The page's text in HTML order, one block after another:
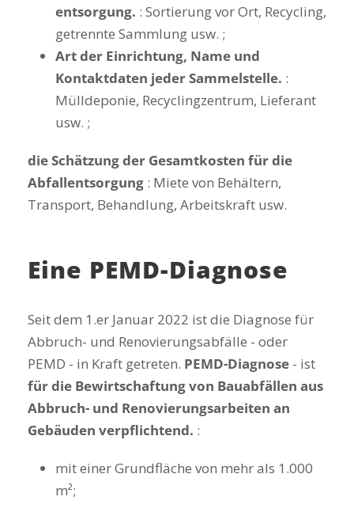
entsorgung. : Sortierung vor Ort, Recycling,
getrennte Sammlung usw. ;
Art der Einrichtung, Name und
Kontaktdaten jeder Sammelstelle. :
Mülldeponie, Recyclingzentrum, Lieferant
usw. ;
die Schätzung der Gesamtkosten für die
Abfallentsorgung : Miete von Behältern,
Transport, Behandlung, Arbeitskraft usw.
Eine PEMD-Diagnose
Seit dem 1.er Januar 2022 ist die Diagnose für
Abbruch- und Renovierungsabfälle - oder
PEMD - in Kraft getreten. PEMD-Diagnose - ist
für die Bewirtschaftung von Bauabfällen aus
Abbruch- und Renovierungsarbeiten an
Gebäuden verpflichtend. :
mit einer Grundfläche von mehr als 1.000
m²;